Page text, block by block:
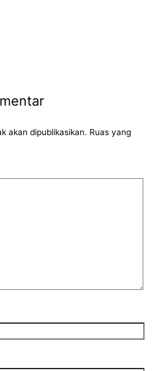
akan dipublikasikan. Ruas yang